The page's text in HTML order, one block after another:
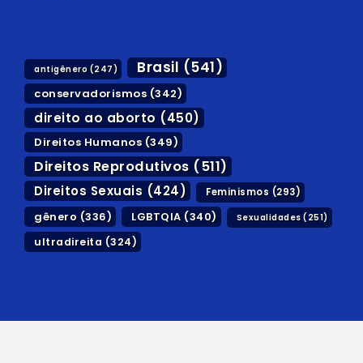
antigênero (247) Brasil (541)
conservadorismos(342)
direito ao aborto (450)
Direitos Humanos(349)
Direitos Reprodutivos(511)
Direitos Sexuais (424) Feminismos (293)
gênero (336) LGBTQIA(340) Sexualidades(251)
ultradireita (324)